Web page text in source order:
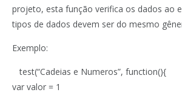
projeto, esta função verifica os dados ao
tipos de dados devem ser do mesmo
Exemplo:
test(“Cadeias e Numeros”, function(){
var valor = 1